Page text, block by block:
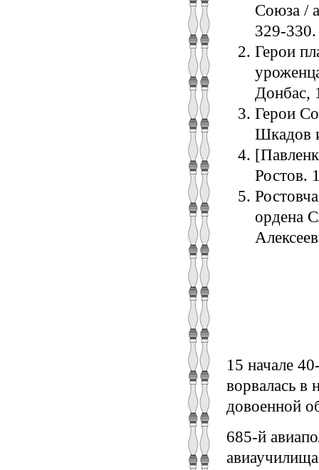
Союза /
329-330.
Герои
Донбас,
Геpои
Шкадов
Ростов.
ордена
15 начале
ворвалась в
довоенной
685-й